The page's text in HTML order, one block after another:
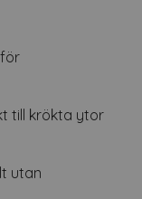
till krökta ytor
utan